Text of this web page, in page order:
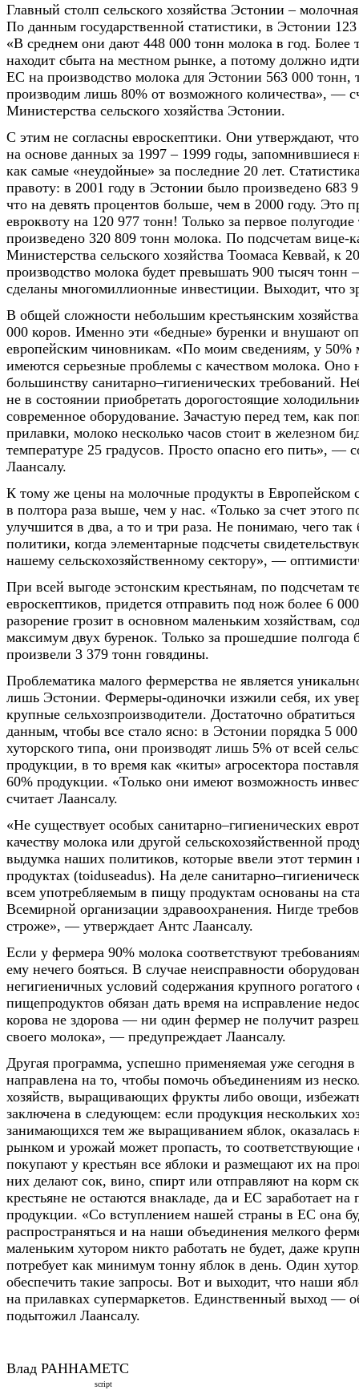
Главный столп сельского хозяйства Эстонии –
По данным государственной статистики, в Эстонии
«В среднем они дают 448 000 тонн молока в год. Более
находит сбыта на местном рынке, а потому должно
ЕС на производство молока для Эстонии 563 000 тонн,
производим лишь 80% от возможного количества», —
Министерства сельского хозяйства Эстонии.
С этим не согласны евроскептики. Они утверждают, что
на основе данных за 1997 – 1999 годы, запомнившиеся
как самые «неудойные» за последние 20 лет.
правоту: в 2001 году в Эстонии было произведено 683
что на девять процентов больше, чем в 2000 году. Это
евроквоту на 120 977 тонн! Только за первое полугодие
произведено 320 809 тонн молока. По подсчетам вице-
Министерства сельского хозяйства Тоомаса Кеввай, к
производство молока будет превышать 900 тысяч тонн
сделаны многомиллионные инвестиции. Выходит, что
В общей сложности небольшим крестьянским
000 коров. Именно эти «бедные» буренки и внушают
европейским чиновникам. «По моим сведениям, у 50%
имеются серьезные проблемы с качеством молока. Оно
большинству санитарно–гигиенических требований.
не в состоянии приобретать дорогостоящие
современное оборудование. Зачастую перед тем, как
прилавки, молоко несколько часов стоит в железном
температуре 25 градусов. Просто опасно его пить», —
Лаансалу.
К тому же цены на молочные продукты в Европейском
в полтора раза выше, чем у нас. «Только за счет этого
улучшится в два, а то и три раза. Не понимаю, чего так
политики, когда элементарные подсчеты
нашему сельскохозяйственному сектору», —
При всей выгоде эстонским крестьянам, по подсчетам
евроскептиков, придется отправить под нож более 6
разорение грозит в основном маленьким хозяйствам,
максимум двух буренок. Только за прошедшие полгода
произвели 3 379 тонн говядины.
Проблематика малого фермерства не является
лишь Эстонии. Фермеры-одиночки изжили себя, их
крупные сельхозпроизводители. Достаточно
данным, чтобы все стало ясно: в Эстонии порядка 5
хуторского типа, они производят лишь 5% от всей
продукции, в то время как «киты» агросектора
60% продукции. «Только они имеют возможность
считает Лаансалу.
«Не существует особых санитарно–гигиенических
качеству молока или другой сельскохозяйственной
выдумка наших политиков, которые ввели этот
продуктах (toiduseadus). На деле
всем употребляемым в пищу продуктам основаны на
Всемирной организации здравоохранения. Нигде
строже», — утверждает Антс Лаансалу.
Если у фермера 90% молока соответствуют
ему нечего бояться. В случае неисправности
негигиеничных условий содержания крупного рогатого
пищепродуктов обязан дать время на исправление
корова не здорова — ни один фермер не получит
своего молока», — предупреждает Лаансалу.
Другая программа, успешно применяемая уже сегодня
направлена на то, чтобы помочь объединениям из
хозяйств, выращивающих фрукты либо овощи,
заключена в следующем: если продукция нескольких
занимающихся тем же выращиванием яблок, оказалась
рынком и урожай может пропасть, то
покупают у крестьян все яблоки и размещают их на
них делают сок, вино, спирт или отправляют на корм
крестьяне не остаются внакладе, да и ЕС заработает на
продукции. «Со вступлением нашей страны в ЕС она
распространяться и на наши объединения мелкого
маленьким хутором никто работать не будет, даже
потребует как минимум тонну яблок в день. Один
обеспечить такие запросы. Вот и выходит, что наши
на прилавках супермаркетов. Единственный выход —
подытожил Лаансалу.
Влад РАННАМЕТС
script